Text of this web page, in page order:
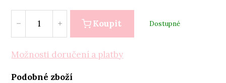
Koupit Dostupné
Možnosti doručení a platby
Podobné zboží